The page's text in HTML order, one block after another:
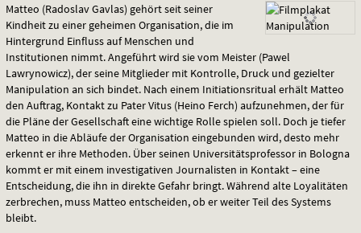
Matteo (Radoslav Gavlas) gehört seit seiner
Kindheit zu einer geheimen Organisation, die im
Hintergrund Einfluss auf Menschen und
Institutionen nimmt. Angeführt wird sie vom Meister (Pawel
Lawrynowicz), der seine Mitglieder mit Kontrolle, Druck und gezielter
Manipulation an sich bindet. Nach einem Initiationsritual erhält Matteo
den Auftrag, Kontakt zu Pater Vitus (Heino Ferch) aufzunehmen, der für
die Pläne der Gesellschaft eine wichtige Rolle spielen soll. Doch je tiefer
Matteo in die Abläufe der Organisation eingebunden wird, desto mehr
erkennt er ihre Methoden. Über seinen Universitätsprofessor in Bologna
kommt er mit einem investigativen Journalisten in Kontakt – eine
Entscheidung, die ihn in direkte Gefahr bringt. Während alte Loyalitäten
zerbrechen, muss Matteo entscheiden, ob er weiter Teil des Systems
bleibt.